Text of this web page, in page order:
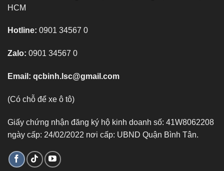
HCM
Hotline: 0901 34567 0
Zalo: 0901 34567 0
Email: qcbinh.lsc@gmail.com
(Có chỗ để xe ô tô)
Giấy chứng nhận đăng ký hộ kinh doanh số: 41W8062208
ngày cấp: 24/02/2022 nơi cấp: UBND Quận Bình Tân.